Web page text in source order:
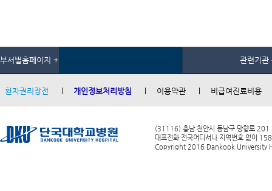
부서별홈페이지 + 관련기관
환자권리장전 개인정보처리방침 이용약관 비급여진료비용
(31116) 충남 천안시 동남구 망향로 201
대표전화 전국어디서나 지역번호 없이
Copyright 2016 Dankook University